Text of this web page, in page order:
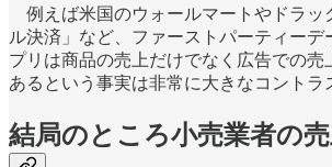
例えば米国のウォールマートやドラッ
ル決済」など、ファーストパーティー
プリは商品の売上だけでなく広告での
あるという事実は非常に大きなコントラ
結局のところ小売業者の